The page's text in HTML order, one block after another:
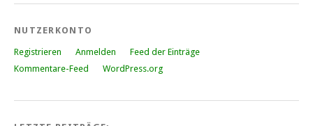
NUTZERKONTO
Registrieren Anmelden
Feed der Einträge
Kommentare-Feed
WordPress.org